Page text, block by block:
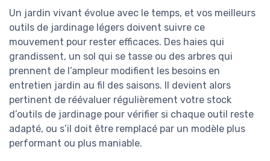
Un jardin vivant évolue avec le temps, et vos meilleurs
outils de jardinage légers doivent suivre ce
mouvement pour rester efficaces. Des haies qui
grandissent, un sol qui se tasse ou des arbres qui
prennent de l’ampleur modifient les besoins en
entretien jardin au fil des saisons. Il devient alors
pertinent de réévaluer régulièrement votre stock
d’outils de jardinage pour vérifier si chaque outil reste
adapté, ou s’il doit être remplacé par un modèle plus
performant ou plus maniable.